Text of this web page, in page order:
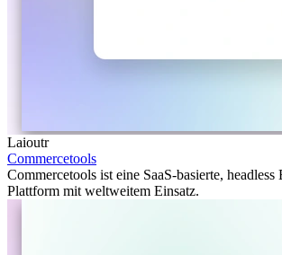
Laioutr
Commercetools
Commercetools ist eine SaaS-basierte, headless
Plattform mit weltweitem Einsatz.